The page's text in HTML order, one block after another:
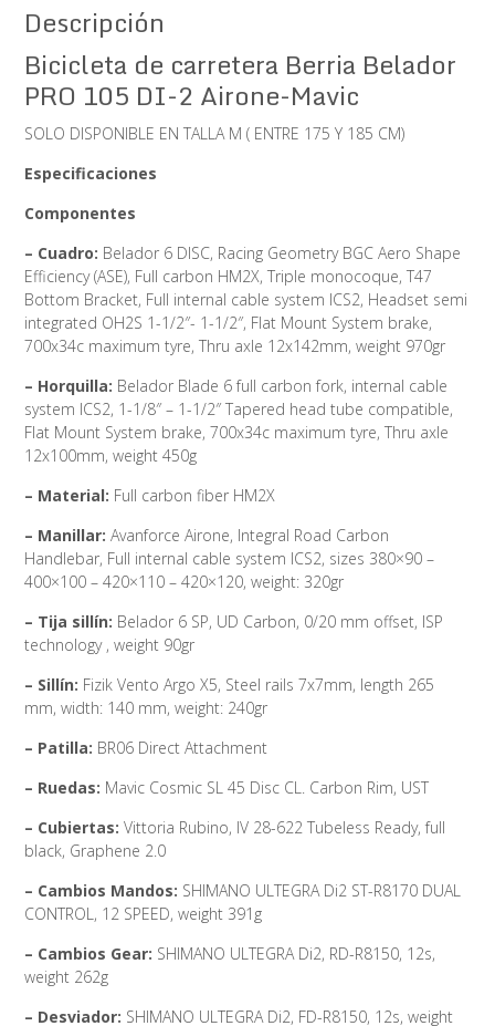
Descripción
Bicicleta de carretera Berria Belador
PRO 105 DI-2 Airone-Mavic
SOLO DISPONIBLE EN TALLA M ( ENTRE 175 Y 185 CM)
Especificaciones
Componentes
– Cuadro: Belador 6 DISC, Racing Geometry BGC Aero Shape
Efficiency (ASE), Full carbon HM2X, Triple monocoque, T47
Bottom Bracket, Full internal cable system ICS2, Headset semi
integrated OH2S 1-1/2″- 1-1/2″, Flat Mount System brake,
700x34c maximum tyre, Thru axle 12x142mm, weight 970gr
– Horquilla: Belador Blade 6 full carbon fork, internal cable
system ICS2, 1-1/8″ – 1-1/2″ Tapered head tube compatible,
Flat Mount System brake, 700x34c maximum tyre, Thru axle
12x100mm, weight 450g
– Material: Full carbon fiber HM2X
– Manillar:Avanforce Airone, Integral Road Carbon
Handlebar, Full internal cable system ICS2, sizes 380×90 –
400×100 – 420×110 – 420×120, weight: 320gr
– Tija sillín: Belador 6 SP, UD Carbon, 0/20 mm offset, ISP
technology , weight 90gr
– Sillín: Fizik Vento Argo X5, Steel rails 7x7mm, length 265
mm, width: 140 mm, weight: 240gr
– Patilla: BR06 Direct Attachment
– Ruedas: Mavic Cosmic SL 45 Disc CL. Carbon Rim, UST
– Cubiertas:Vittoria Rubino, IV 28-622 Tubeless Ready, full
black, Graphene 2.0
– Cambios Mandos: SHIMANO ULTEGRA Di2 ST-R8170 DUAL
CONTROL, 12 SPEED, weight 391g
– Cambios Gear: SHIMANO ULTEGRA Di2, RD-R8150, 12s,
weight 262g
– Desviador: SHIMANO ULTEGRA Di2, FD-R8150, 12s, weight